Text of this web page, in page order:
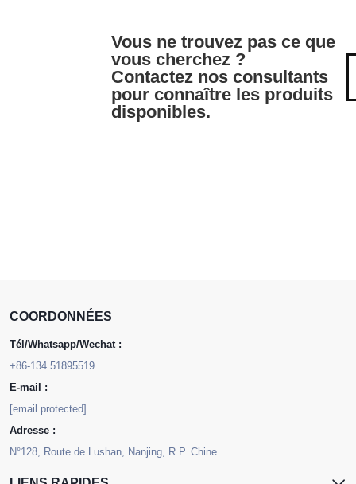
Vous ne trouvez pas ce que
vous cherchez ?
Contactez nos consultants
pour connaître les produits
disponibles.
COORDONNÉES
Tél/Whatsapp/Wechat :
+86-134 51895519
E-mail :
[email protected]
Adresse :
N°128, Route de Lushan, Nanjing, R.P. Chine